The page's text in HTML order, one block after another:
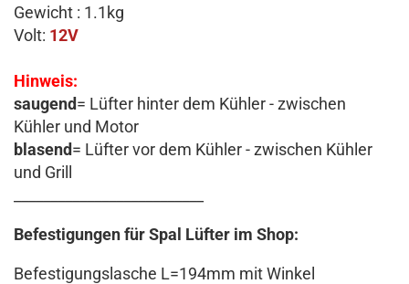
Gewicht : 1.1kg
Volt: 12V
Hinweis:
saugend= Lüfter hinter dem Kühler - zwischen
Kühler und Motor
blasend= Lüfter vor dem Kühler - zwischen Kühler
und Grill
Befestigungen für Spal Lüfter im Shop:
Befestigungslasche L=194mm mit Winkel